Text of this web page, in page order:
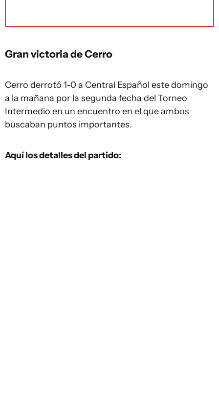
Gran victoria de Cerro
Cerro derrotó 1-0 a Central Español este domingo
a la mañana por la segunda fecha del Torneo
Intermedio en un encuentro en el que ambos
buscaban puntos importantes.
Aquí los detalles del partido: